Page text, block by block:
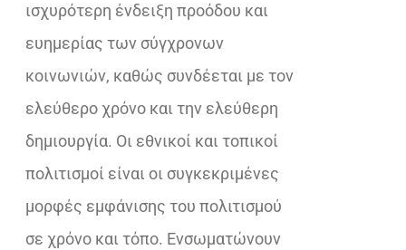
ισχυρότερη ένδειξη προόδου και
ευημερίας των σύγχρονων
κοινωνιών, καθώς συνδέεται με τον
ελεύθερο χρόνο και την ελεύθερη
δημιουργία. Οι εθνικοί και τοπικοί
πολιτισμοί είναι οι συγκεκριμένες
μορφές εμφάνισης του πολιτισμού
σε χρόνο και τόπο. Ενσωματώνουν